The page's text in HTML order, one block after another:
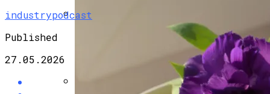
Несъемная Опалубка Для Фундамента:
«лего» Для Ленточного Фундамента
industrypodcast
Published
27.05.2026